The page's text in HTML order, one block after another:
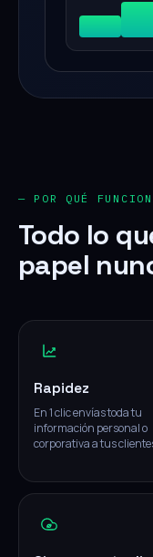
— POR QUÉ
Todo lo
papel
Rapidez
En 1 clic envías toda tu
información personal o
corporativa a tus